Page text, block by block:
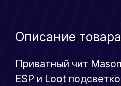
Описание товара
Приватный чит
ESP и Loot